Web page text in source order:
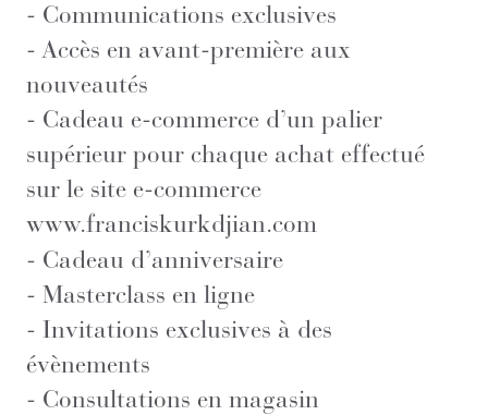
- Communications exclusives
- Accès en avant-première aux
nouveautés
- Cadeau e-commerce d’un palier
supérieur pour chaque achat effectué
sur le site e-commerce
www.franciskurkdjian.com
- Cadeau d’anniversaire
- Masterclass en ligne
- Invitations exclusives à des
évènements
- Consultations en magasin